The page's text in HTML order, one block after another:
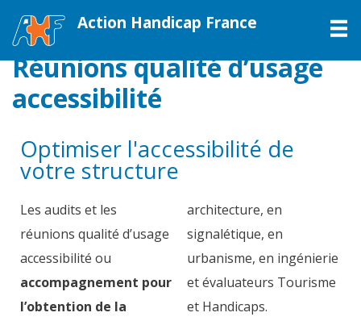
Action Handicap France
Réunions qualité d’usage
accessibilité
Optimiser l'accessibilité de
votre structure
Les audits et les
réunions qualité d’usage
accessibilité ou
accompagnement pour
l’obtention de la
architecture, en
signalétique, en
urbanisme, en ingénierie
et évaluateurs Tourisme
et Handicaps.